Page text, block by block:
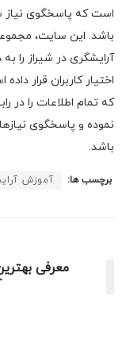
است که پاسخگوی نیاز
باشد. این سایت،
آرایشگری در شیراز را
اختیار کاربران قرار
که تمام اطلاعات را در
نموده و پاسخگوی
باشد.
برچسب ها: آموزش
معرفی